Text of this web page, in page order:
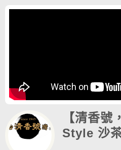
【清香號
Style 沙